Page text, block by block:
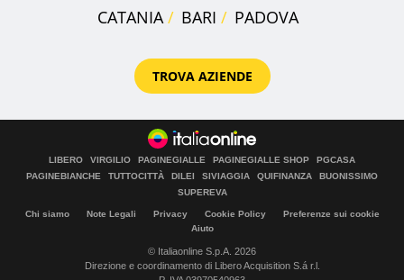
CATANIA
BARI PADOVA
TROVA AZIENDE
LIBERO VIRGILIO PAGINEGIALLE PAGINEGIALLE SHOP
PGCASA
PAGINEBIANCHE
TUTTOCITTÀ DILEI SIVIAGGIA QUIFINANZA
BUONISSIMO
SUPEREVA
Chi siamo Note Legali Privacy Cookie Policy
Preferenze sui cookie
Aiuto
© Italiaonline S.p.A. 2026
Direzione e coordinamento di Libero Acquisition S.á r.l.